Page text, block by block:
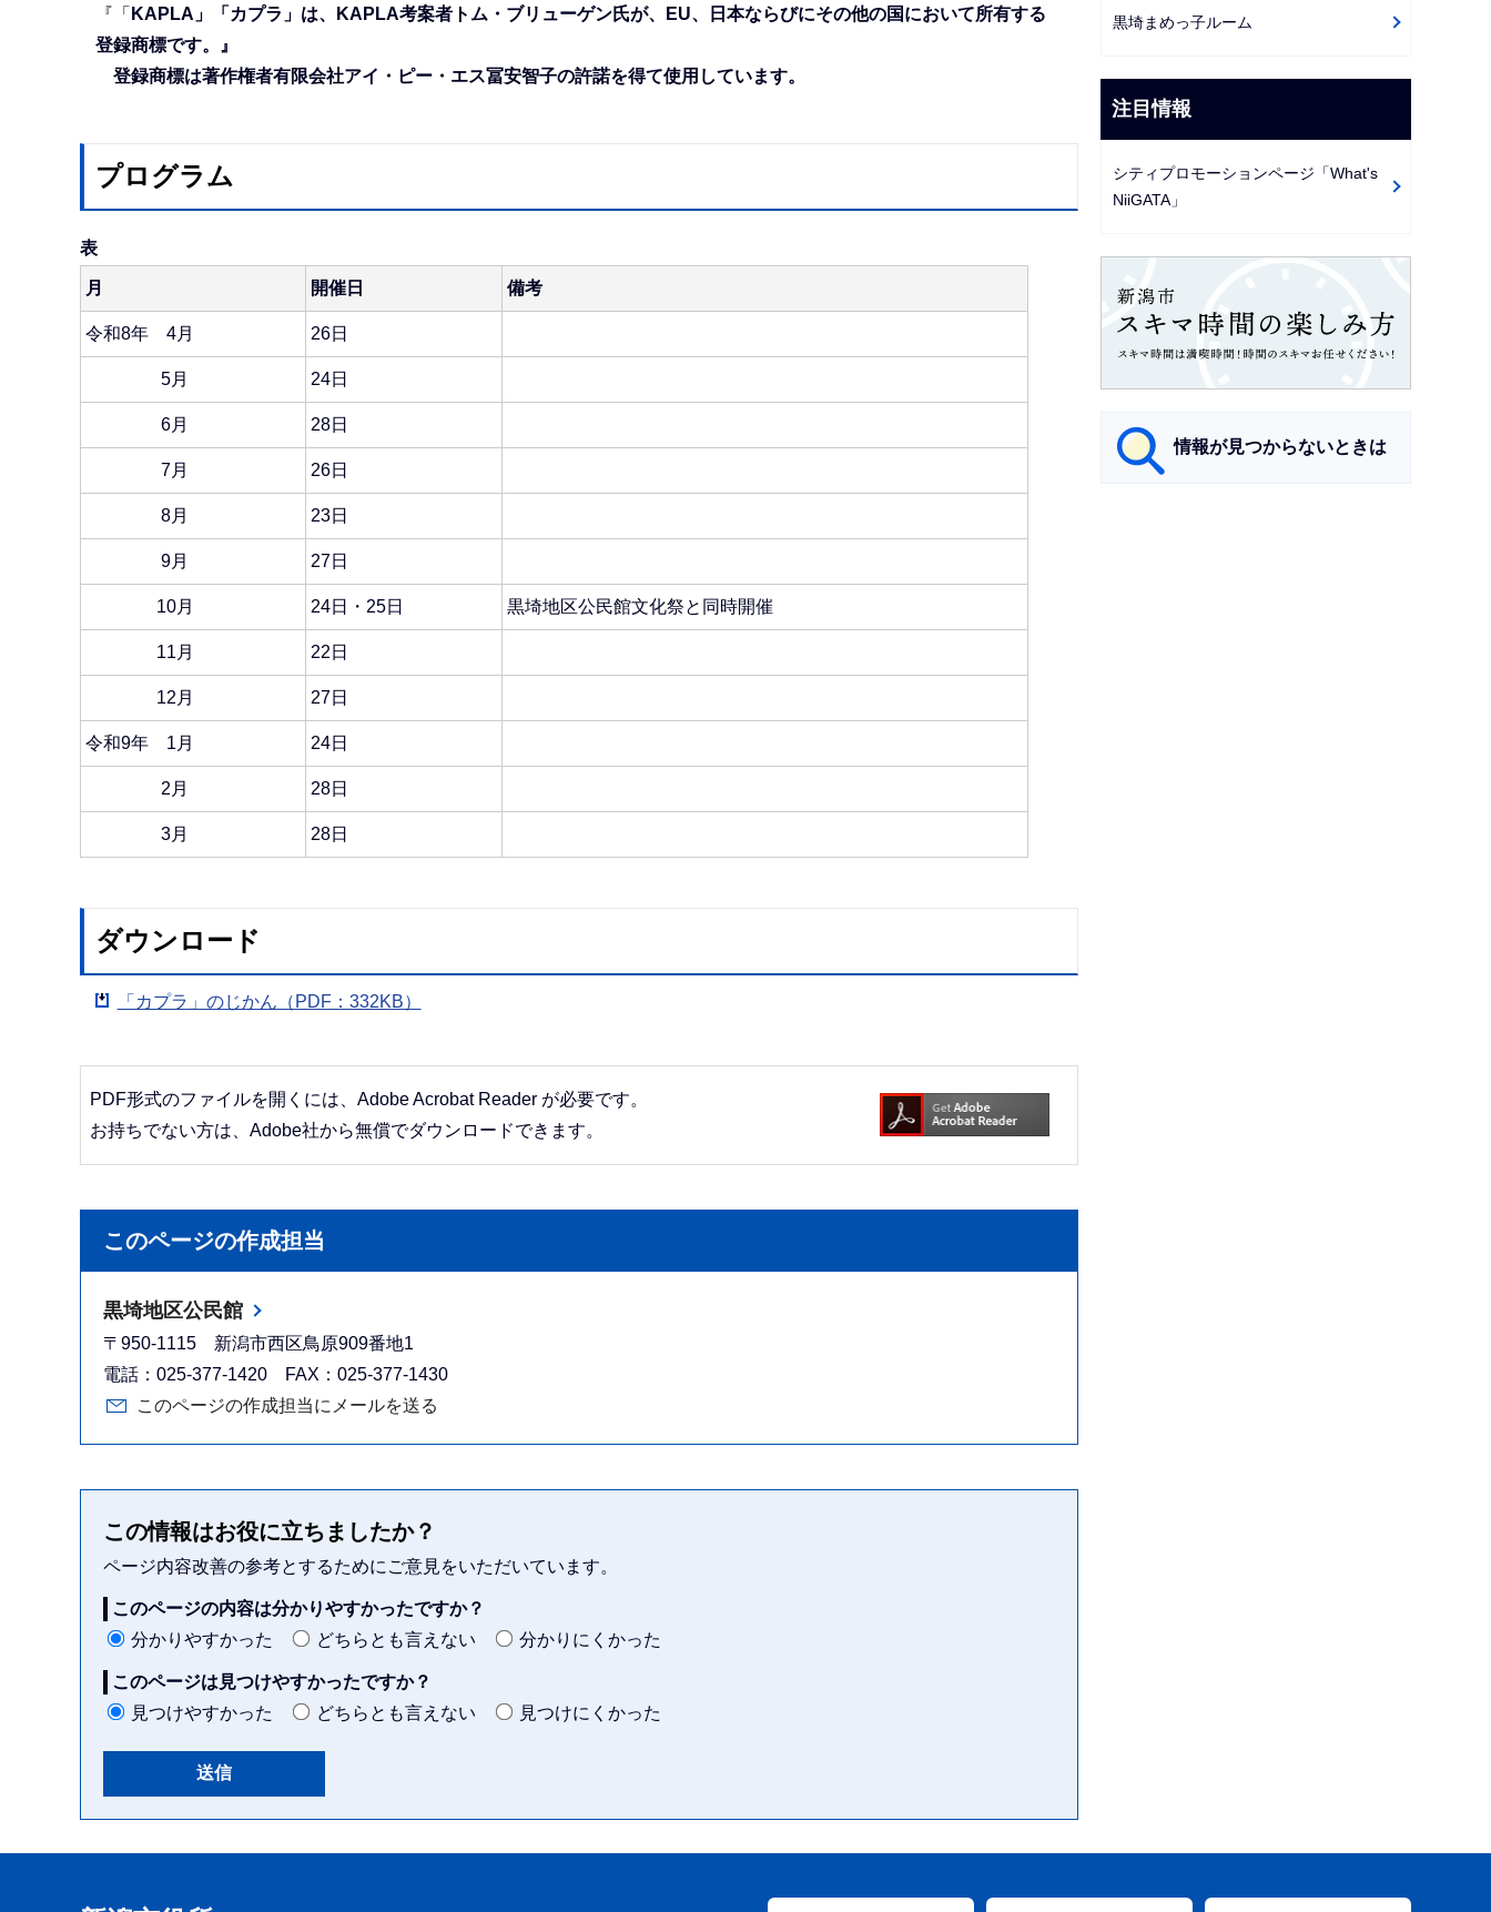
『「 KAPLA」「カプラ」は、KAPLA考案者トム・ブリューゲン氏が、
EU、日本ならびにその他の国において所有する
登録商標です。』
登録商標は著作権者有限会社アイ・ピー・エス冨安智子の許諾を得て使用しています。
プログラム
表
月 開催日 備考
令和8年 4月 26日
5月 24日
6月 28日
7月 26日
8月 23日
9月 27日
10月 24日・25日 黒埼地区公民館文化祭と同時開催
11月 22日
12月 27日
令和9年 1月 24日
2月 28日
3月 28日
ダウンロード
「カプラ」のじかん（PDF：332KB）
PDF形式のファイルを開くには、Adobe Acrobat Reader が必要です。
お持ちでない方は、Adobe社から無償でダウンロードできます。
このページの作成担当
黒埼地区公民館
〒950-1115 新潟市西区鳥原909番地1
電話：025-377-1420 FAX：025-377-1430
このページの作成担当にメールを送る
この情報はお役に立ちましたか？
ページ内容改善の参考とするためにご意見をいただいています。
このページの内容は分かりやすかったですか？
分かりやすかった
どちらとも言えない 分かりにくかった
このページは見つけやすかったですか？
見つけやすかった
どちらとも言えない 見つけにくかった
黒埼まめっ子ルーム
注目情報
シティプロモーションページ「What's
NiiGATA」
情報が見つからないときは